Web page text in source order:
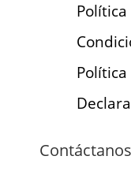
Contáctanos